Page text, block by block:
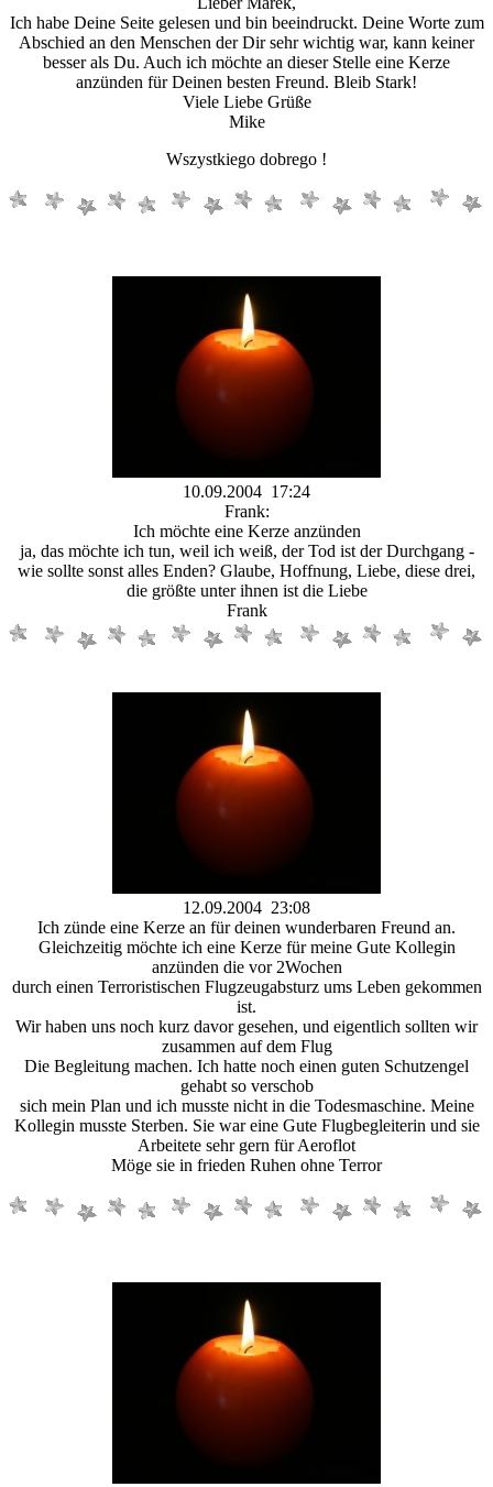
Ich habe Deine Seite gelesen und bin beeindruckt. Deine Worte zum
Abschied an den Menschen der Dir sehr wichtig war, kann keiner
besser als Du. Auch ich möchte an dieser Stelle eine Kerze
anzünden für Deinen besten Freund. Bleib Stark!
Viele Liebe Grüße
Mike
Wszystkiego dobrego !
10.09.2004 17:24
Frank:
Ich möchte eine Kerze anzünden
ja, das möchte ich tun, weil ich weiß, der Tod ist der Durchgang -
wie sollte sonst alles Enden? Glaube, Hoffnung, Liebe, diese drei,
die größte unter ihnen ist die Liebe
Frank
12.09.2004 23:08
Ich zünde eine Kerze an für deinen wunderbaren Freund an.
Gleichzeitig möchte ich eine Kerze für meine Gute Kollegin
anzünden die vor 2Wochen
durch einen Terroristischen Flugzeugabsturz ums Leben gekommen
ist.
Wir haben uns noch kurz davor gesehen, und eigentlich sollten wir
zusammen auf dem Flug
Die Begleitung machen. Ich hatte noch einen guten Schutzengel
gehabt so verschob
sich mein Plan und ich musste nicht in die Todesmaschine. Meine
Kollegin musste Sterben. Sie war eine Gute Flugbegleiterin und sie
Arbeitete sehr gern für Aeroflot
Möge sie in frieden Ruhen ohne Terror